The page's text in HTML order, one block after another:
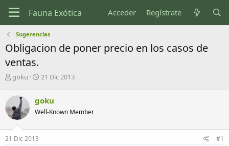
Acceder Regístrate
Sugerencias
Obligacion de poner precio en los casos de
ventas.
I
i
c
i
a
d
o
goku
F
h
a
e
21 Dic 2013
goku
Well-Known Member
21 Dic 2013 #1